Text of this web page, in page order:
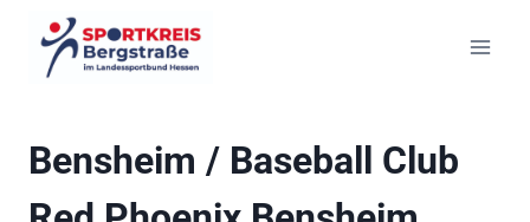
Inhalt
springen
Bensheim / Baseball Club